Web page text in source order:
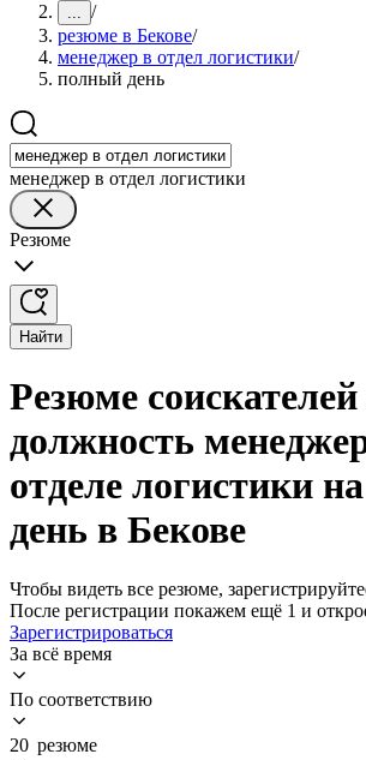
... /
резюме в Бекове/
менеджер в отдел логистики/
полный день
менеджер в отдел логистики
Резюме
Найти
Резюме
должность
отделе логистики
день в Бекове
Чтобы видеть все резюме,
После регистрации покажем ещё 1 и
Зарегистрироваться
За всё время
По соответствию
20 резюме